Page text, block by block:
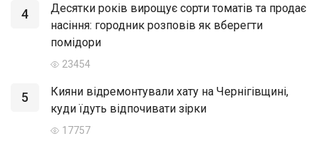
4
Десятки років вирощує сорти томатів та продає
насіння: городник розповів як вберегти
помідори
23454
5
Кияни відремонтували хату на Чернігівщині,
куди їдуть відпочивати зірки
17757